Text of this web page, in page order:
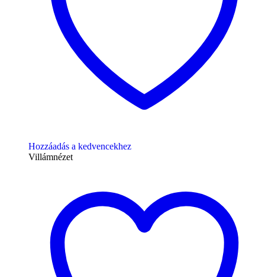
Hozzáadás a kedvencekhez
Villámnézet